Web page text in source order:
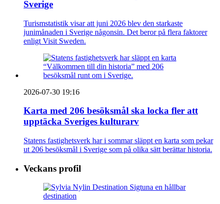
Sverige
Turismstatistik visar att juni 2026 blev den starkaste
junimånaden i Sverige någonsin. Det beror på flera faktorer
enligt Visit Sweden.
2026-07-30 19:16
Karta med 206 besöksmål ska locka fler att
upptäcka Sveriges kulturarv
Statens fastighetsverk har i sommar släppt en karta som pekar
ut 206 besöksmål i Sverige som på olika sätt berättar historia.
Veckans profil